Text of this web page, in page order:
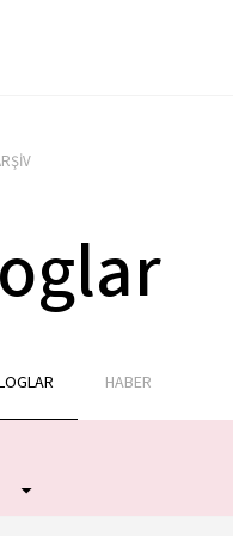
HABER